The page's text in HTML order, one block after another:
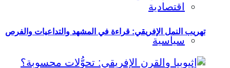
اقتصادية
سياسية
تهريب النمل الإفريقي: قراءة في المشهد والتداعيات والفرص